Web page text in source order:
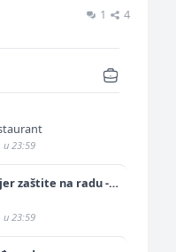
1 4
u 23:59
zaštite na radu -
i pomoći
u 23:59